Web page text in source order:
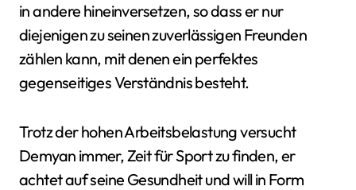
in andere hineinversetzen, so dass er nur
diejenigen zu seinen zuverlässigen Freunden
zählen kann, mit denen ein perfektes
gegenseitiges Verständnis besteht.
Trotz der hohen Arbeitsbelastung versucht
Demyan immer, Zeit für Sport zu finden, er
achtet auf seine Gesundheit und will in Form